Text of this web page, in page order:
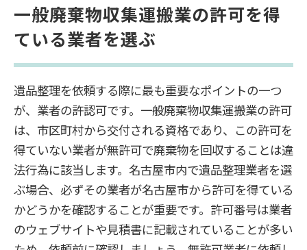
一般廃棄物収集運搬業の許可を得
ている業者を選ぶ
遺品整理を依頼する際に最も重要なポイントの一つ
が、業者の許認可です。一般廃棄物収集運搬業の許可
は、市区町村から交付される資格であり、この許可を
得ていない業者が無許可で廃棄物を回収することは違
法行為に該当します。名古屋市内で遺品整理業者を選
ぶ場合、必ずその業者が名古屋市から許可を得ている
かどうかを確認することが重要です。許可番号は業者
のウェブサイトや見積書に記載されていることが多い